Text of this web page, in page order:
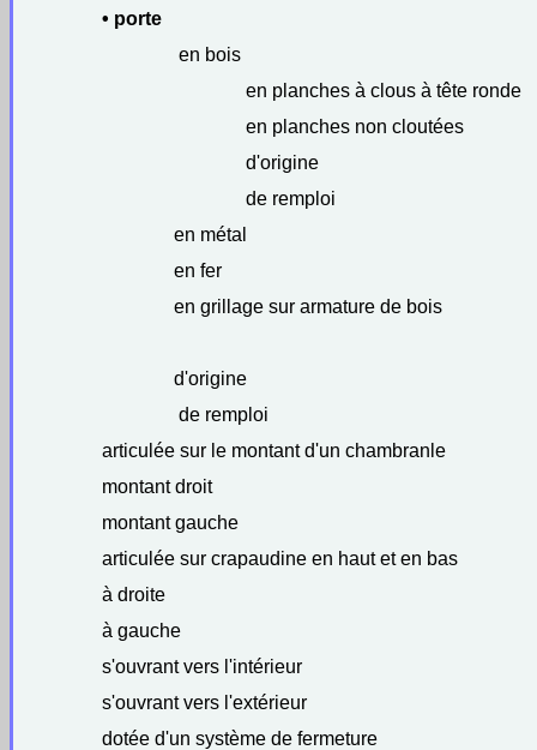
• porte
en bois
en planches à clous à tête ronde
en planches non cloutées
d'origine
de remploi
en métal
en fer
en grillage sur armature de bois
d'origine
de remploi
articulée sur le montant d'un chambranle
montant droit
montant gauche
articulée sur crapaudine en haut et en bas
à droite
à gauche
s'ouvrant vers l'intérieur
s'ouvrant vers l'extérieur
dotée d'un système de fermeture